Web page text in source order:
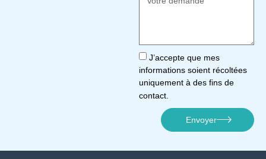
J’accepte que mes
informations soient récoltées
uniquement à des fins de
contact.
Envoyer